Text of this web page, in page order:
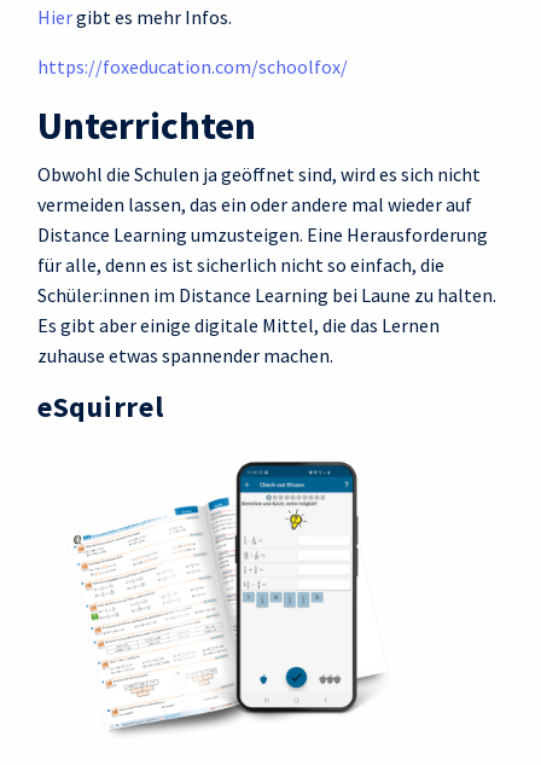
Hiergibt es mehr Infos.
https://foxeducation.com/schoolfox/
Unterrichten
Obwohl die Schulen ja geöffnet sind, wird es sich nicht
vermeiden lassen, das ein oder andere mal wieder auf
Distance Learning umzusteigen. Eine Herausforderung
für alle, denn es ist sicherlich nicht so einfach, die
Schüler:innen im Distance Learning bei Laune zu halten.
Es gibt aber einige digitale Mittel, die das Lernen
zuhause etwas spannender machen.
eSquirrel